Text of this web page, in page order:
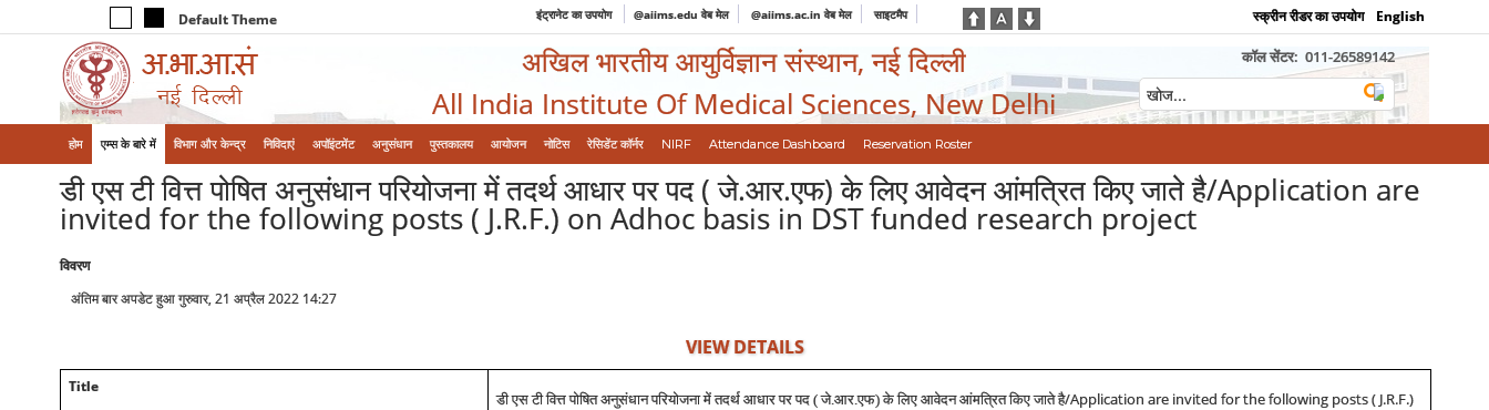
Default Theme इंट्रानेट का उपयोग @aiims.edu वेब मेल @aiims.ac.in वेब मेल साइटमैप स्क्रीन रीडर का उपयोग English
अखिल भारतीय आयुर्विज्ञान संस्थान, नई दिल्ली
All India Institute Of Medical Sciences, New Delhi
कॉल सेंटर: 011-26589142
होम एम्‍स के बारे में विभाग और केन्‍द्र निविदाएं अपॉइंटमेंट अनुसंधान पुस्तकालय आयोजन नोटिस रेसिडेंट कॉर्नर NIRF Attendance Dashboard Reservation Roster
डी एस टी वित्त पोषित अनुसंधान परियोजना में तदर्थ आधार पर पद ( जे.आर.एफ) के लिए आवेदन आंमत्रित किए जाते है/Application are
invited for the following posts ( J.R.F.) on Adhoc basis in DST funded research project
विवरण
अंतिम बार अपडेट हुआ गुरुवार, 21 अप्रैल 2022 14:27
VIEW DETAILS
Title
डी एस टी वित्त पोषित अनुसंधान परियोजना में तदर्थ आधार पर पद ( जे.आर.एफ) के लिए आवेदन आंमत्रित किए जाते है/Application are invited for the following posts ( J.R.F.)